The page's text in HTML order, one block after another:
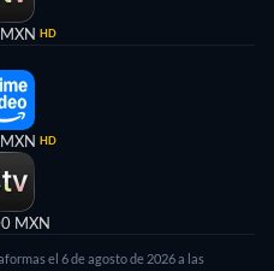
HD
HD
MXN
el 6 de agosto de 2026 a las